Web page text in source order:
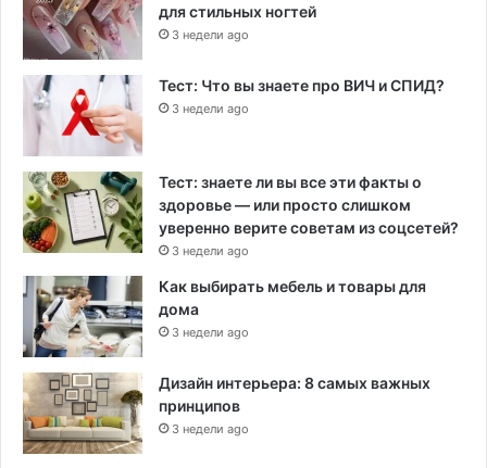
для стильных ногтей
3 недели ago
Тест: Что вы знаете про ВИЧ и СПИД?
3 недели ago
Тест: знаете ли вы все эти факты о
здоровье — или просто слишком
уверенно верите советам из соцсетей?
3 недели ago
Как выбирать мебель и товары для
дома
3 недели ago
Дизайн интерьера: 8 самых важных
принципов
3 недели ago